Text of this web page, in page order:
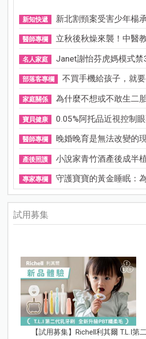
新知快遞 新北割頸案受害少年楊
醫師專欄 立秋後秋燥來襲！中醫
名人家庭 Janet謝怡芬虎媽模式禁
部落客專欄 不買手機給孩子，就
家庭關係 為什麼不想或不敢生二
寶貝健康 0.05%阿托品近視控制
醫師專欄 晚婚晚育是無法改變的
產後照護 小說家青竹酒產後成半
專家專欄 守護寶寶的黃金睡眠：
試用募集
【試用募集】Richell利其爾 T.L.I第